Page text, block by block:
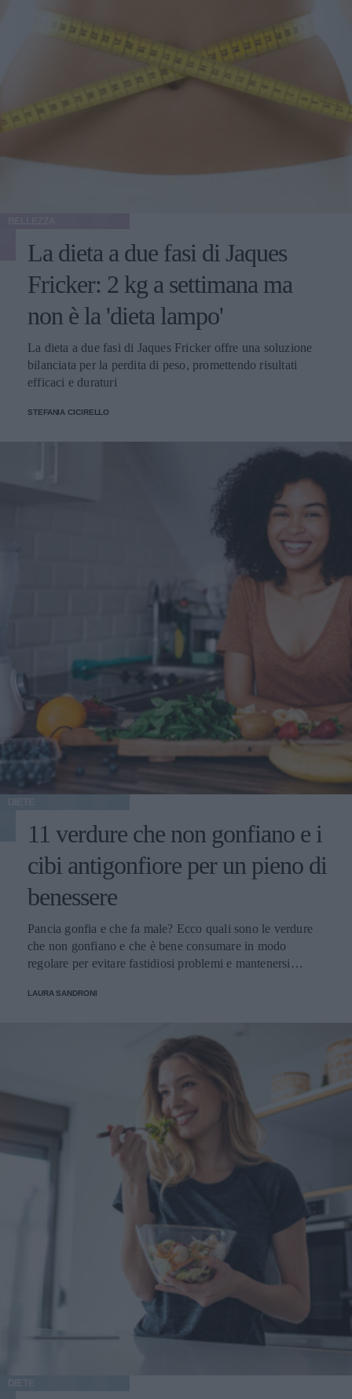
La dieta a due fasi di Jaques
Fricker: 2 kg a settimana ma
non è la 'dieta lampo'
La dieta a due fasi di Jaques Fricker offre una soluzione
bilanciata per la perdita di peso, promettendo risultati
efficaci e duraturi
STEFANIA CICIRELLO
11 verdure che non gonfiano e i
cibi antigonfiore per un pieno di
benessere
Pancia gonfia e che fa male? Ecco quali sono le verdure
che non gonfiano e che è bene consumare in modo
regolare per evitare fastidiosi problemi e mantenersi
LAURA SANDRONI